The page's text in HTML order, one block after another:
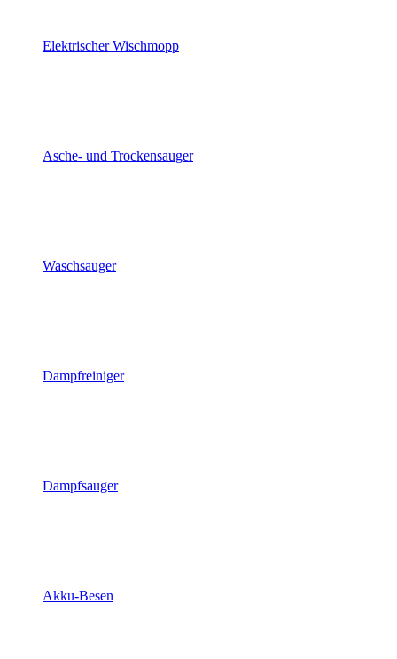
Elektrischer Wischmopp
Asche- und Trockensauger
Waschsauger
Dampfreiniger
Dampfsauger
Akku-Besen